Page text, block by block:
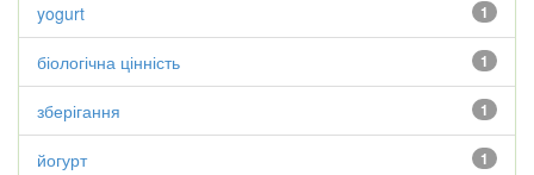
1
yogurt
1
біологічна цінність
1
зберігання
1
йогурт